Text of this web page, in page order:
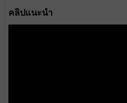
คลิปแนะนำ